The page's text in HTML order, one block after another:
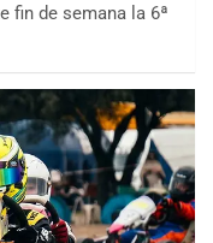
fin de semana la 6ª